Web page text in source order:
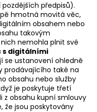
předpisů).
hmotná movitá věc,
obsahem nebo
takovým
nemohla plnit své
s digitálními
se ustanovení ohledně
prodávajícího také na
obsahu nebo služby
je poskytuje třetí
z obsahu kupní smlouvy
že jsou poskytovány